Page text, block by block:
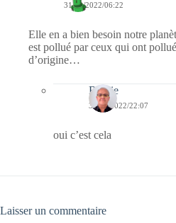
31/08/2022/06:22
Elle en a bien besoin notre
est pollué par ceux qui ont
d’origine…
Bernie
31/08/2022/22:07
oui c’est cela
Laisser un commentaire